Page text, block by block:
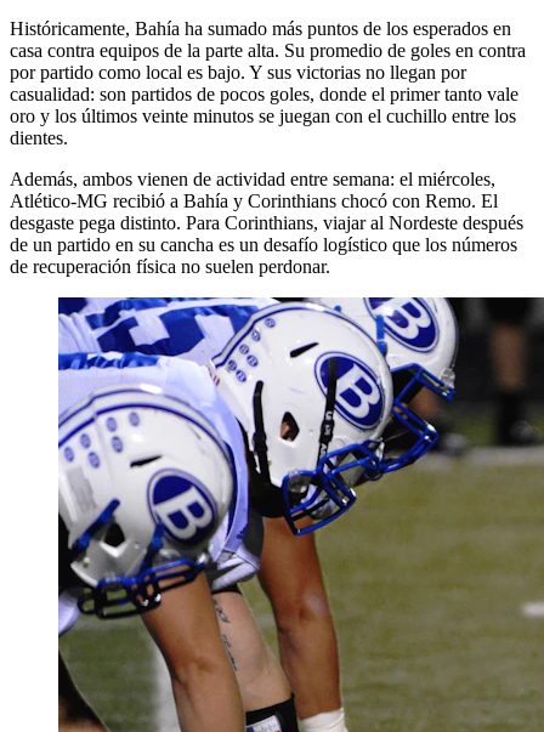
Históricamente, Bahía ha sumado más puntos de los esperados en
casa contra equipos de la parte alta. Su promedio de goles en contra
por partido como local es bajo. Y sus victorias no llegan por
casualidad: son partidos de pocos goles, donde el primer tanto vale
oro y los últimos veinte minutos se juegan con el cuchillo entre los
dientes.
Además, ambos vienen de actividad entre semana: el miércoles,
Atlético-MG recibió a Bahía y Corinthians chocó con Remo. El
desgaste pega distinto. Para Corinthians, viajar al Nordeste después
de un partido en su cancha es un desafío logístico que los números
de recuperación física no suelen perdonar.